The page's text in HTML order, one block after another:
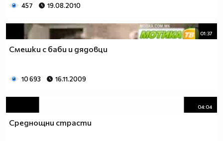
457 19.08.2010
01:37
Смешки с баби и дядовци
10 693 16.11.2009
04:04
Среднощни страсти